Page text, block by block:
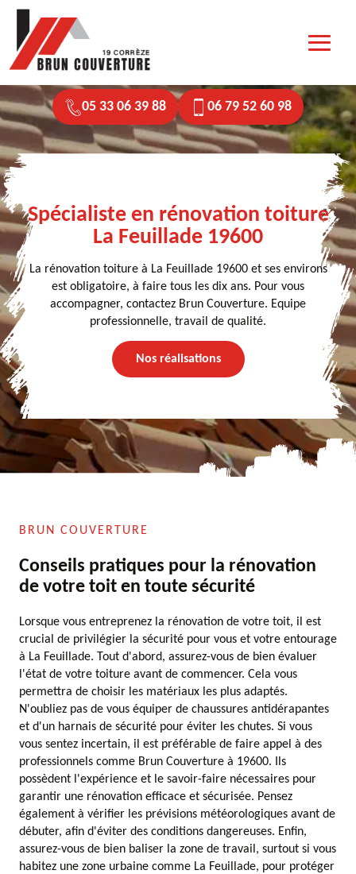
05 33 06 39 88 06 79 52 60 98
Spécialiste en rénovation toiture
La Feuillade 19600
La rénovation toiture à La Feuillade 19600 et ses environs
est obligatoire, à faire tous les dix ans. Pour vous
accompagner, contactez Brun Couverture. Equipe
professionnelle, travail de qualité.
Nos réalisations
BRUN COUVERTURE
Conseils pratiques pour la rénovation
de votre toit en toute sécurité
Lorsque vous entreprenez la rénovation de votre toit, il est
crucial de privilégier la sécurité pour vous et votre entourage
à La Feuillade. Tout d'abord, assurez-vous de bien évaluer
l'état de votre toiture avant de commencer. Cela vous
permettra de choisir les matériaux les plus adaptés.
N'oubliez pas de vous équiper de chaussures antidérapantes
et d'un harnais de sécurité pour éviter les chutes. Si vous
vous sentez incertain, il est préférable de faire appel à des
professionnels comme Brun Couverture à 19600. Ils
possèdent l'expérience et le savoir-faire nécessaires pour
garantir une rénovation efficace et sécurisée. Pensez
également à vérifier les prévisions météorologiques avant de
débuter, afin d'éviter des conditions dangereuses. Enfin,
assurez-vous de bien baliser la zone de travail, surtout si vous
habitez une zone urbaine comme La Feuillade, pour protéger